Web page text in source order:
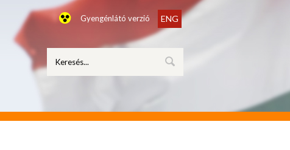
Gyengénlátó verzió ENG